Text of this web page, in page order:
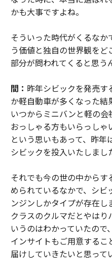
かも大事ですよね。
そういった時代がくるな
う価値と独自の世界観を
部分が問われてくると思う
間： 昨年シビックを発売す
か軽自動車が多くなった
いつからミニバンと軽の
おっしゃる方もいらっし
という思いもあって、昨
シビックを投入いたしまし
それでも今の世の中から
められているなかで、シ
ンジンしかタイプが存在
クラスのクルマだとやは
いうのはわかっていたの
インサイトもご用意する
届けしていきたいと思って